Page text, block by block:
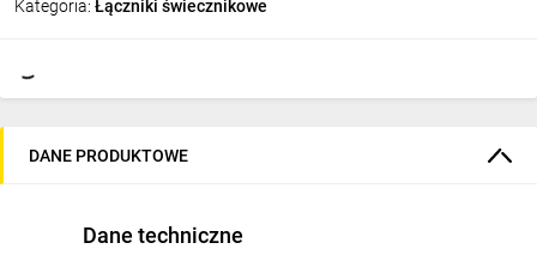
Kategoria: Łączniki świecznikowe
DANE PRODUKTOWE
Dane techniczne